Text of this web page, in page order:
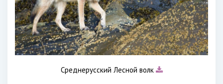
Среднерусский Лесной волк